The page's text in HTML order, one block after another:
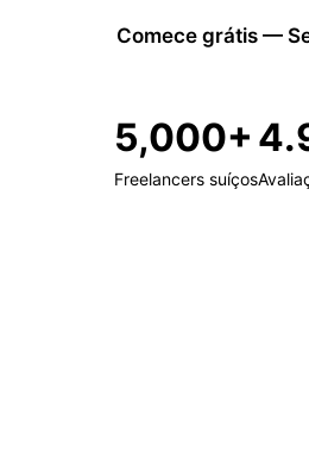
Comece grátis —
5,000+
Freelancers suíços